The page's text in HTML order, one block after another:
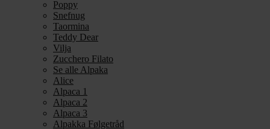
Poppy
Snefnug
Taormina
Teddy Dear
Vilja
Zucchero Filato
Se alle Alpaka
Alice
Alpaca 1
Alpaca 2
Alpaca 3
Alpakka Følgetråd